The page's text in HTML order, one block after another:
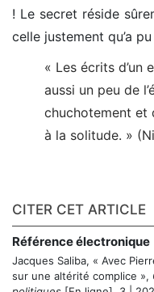
! Le secret réside
celle justement qu’a
« Les écrits d’un
aussi un peu de
chuchotement et
à la solitude. »
CITER CET ARTICLE
Référence électronique
Jacques Saliba, « Avec
sur une altérité complice »,